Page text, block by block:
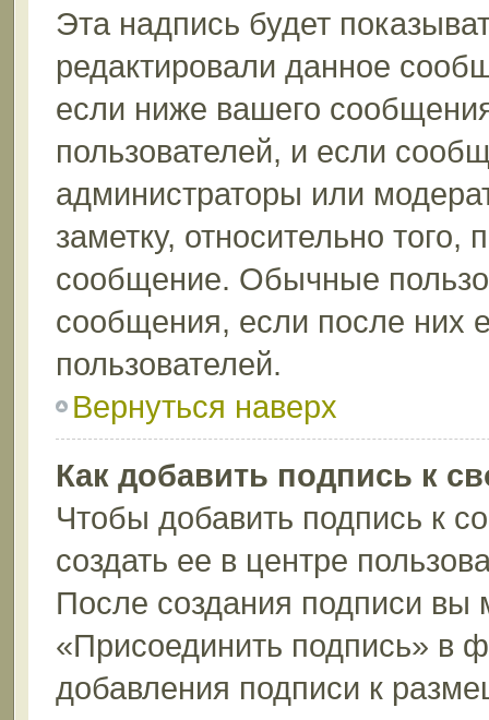
Эта надпись будет
редактировали данное
если ниже вашего
пользователей, и если
администраторы или
заметку, относительно
сообщение. Обычные
сообщения, если после них
пользователей.
Вернуться наверх
Как добавить подпись к
Чтобы добавить подпись к
создать ее в центре
После создания подписи вы
«Присоединить подпись» в
добавления подписи к